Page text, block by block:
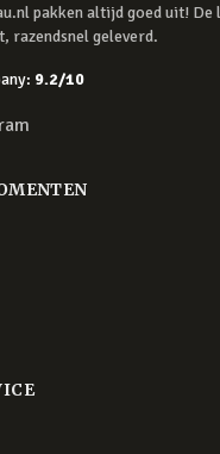
pakken altijd goed uit! De
razendsnel geleverd.
: 9.2/10